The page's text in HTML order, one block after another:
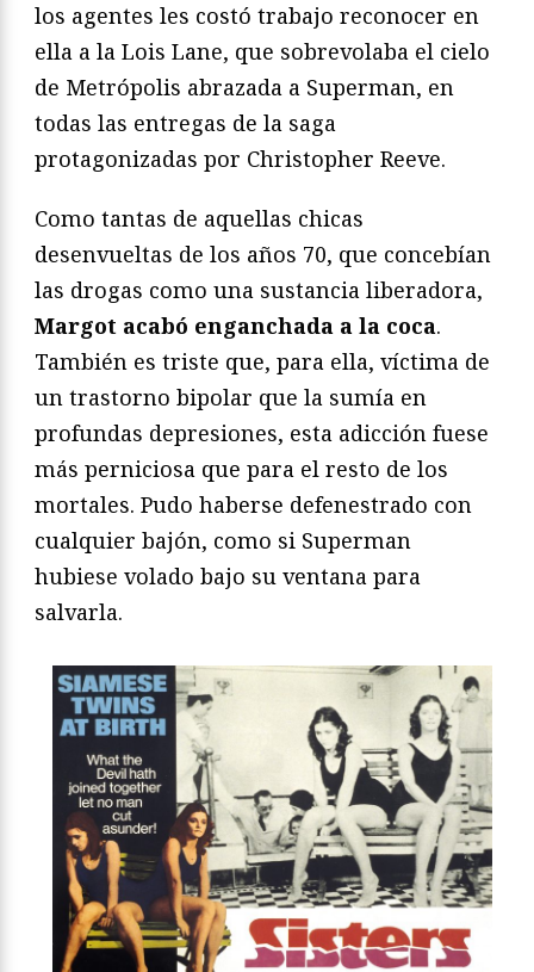
los agentes les costó trabajo reconocer en
ella a la Lois Lane, que sobrevolaba el cielo
de Metrópolis abrazada a Superman, en
todas las entregas de la saga
protagonizadas por Christopher Reeve.
Como tantas de aquellas chicas
desenvueltas de los años 70, que concebían
las drogas como una sustancia liberadora,
Margot acabó enganchada a la coca.
También es triste que, para ella, víctima de
un trastorno bipolar que la sumía en
profundas depresiones, esta adicción fuese
más perniciosa que para el resto de los
mortales. Pudo haberse defenestrado con
cualquier bajón, como si Superman
hubiese volado bajo su ventana para
salvarla.